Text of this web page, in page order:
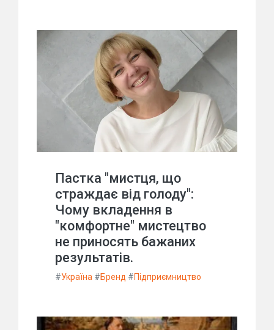
Пастка "мистця, що
страждає від голоду":
Чому вкладення в
"комфортне" мистецтво
не приносять бажаних
результатів.
#Україна #Бренд #Підприємництво